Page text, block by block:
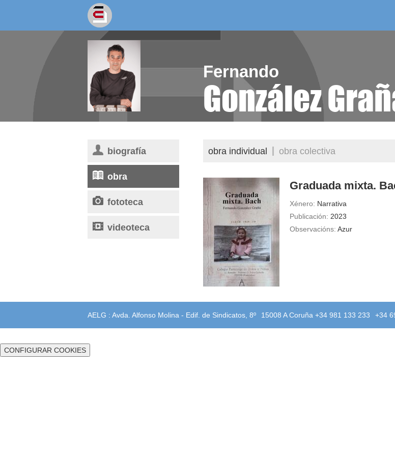
socios/as
Fernando
González
biografía
obra
fototeca
videoteca
obra individual obra colectiva
Graduada mixta.
Xénero: Narrativa
Publicación: 2023
Observacións: Azur
AELG : Avda. Alfonso Molina - Edif. de Sindicatos, 8º 15008 A Coruña +34 981 133 233 +34
CONFIGURAR COOKIES